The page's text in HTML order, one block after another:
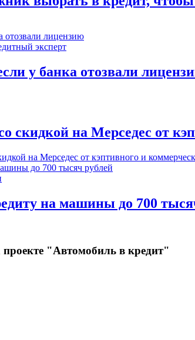
эксперт
у банка отозвали
скидкой на Мерседес от
на машины до 700
"Автомобиль в кредит"